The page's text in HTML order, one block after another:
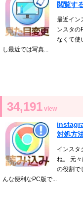
閲覧す
最近イン
ンスタの
なくて使
し最近では写真...
34,191 view
対処方
インスタ
ね。 元
の役割で
んな便利なPC版で...